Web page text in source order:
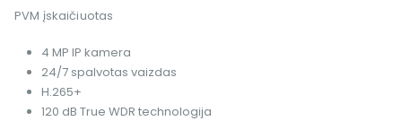
PVM įskaičiuotas
4 MP IP kamera
24/7 spalvotas vaizdas
H.265+
120 dB True WDR technologija